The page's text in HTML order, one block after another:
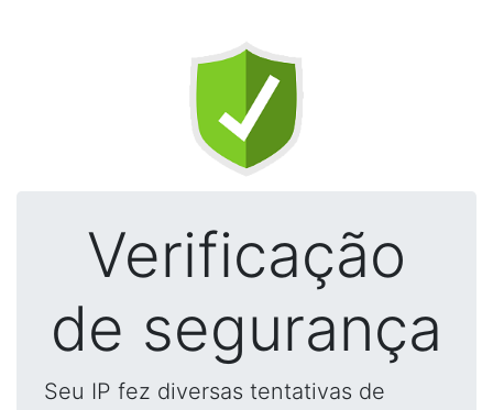
Verificação
de segurança
Seu IP fez diversas tentativas de